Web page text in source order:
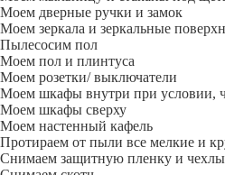
Моем дверные ручки и замок
Моем зеркала и зеркальные
Пылесосим пол
Моем пол и плинтуса
Моем розетки/ выключатели
Моем шкафы внутри при условии,
Моем шкафы сверху
Моем настенный кафель
Протираем от пыли все мелкие и
Снимаем защитную пленку и чехлы